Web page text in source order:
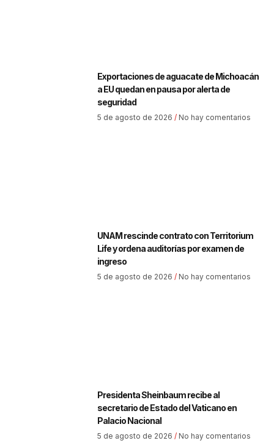
Exportaciones de aguacate de Michoacán
a EU quedan en pausa por alerta de
seguridad
5 de agosto de 2026 No hay comentarios
UNAM rescinde contrato con Territorium
Life y ordena auditorías por examen de
ingreso
5 de agosto de 2026 No hay comentarios
Presidenta Sheinbaum recibe al
secretario de Estado del Vaticano en
Palacio Nacional
5 de agosto de 2026 No hay comentarios